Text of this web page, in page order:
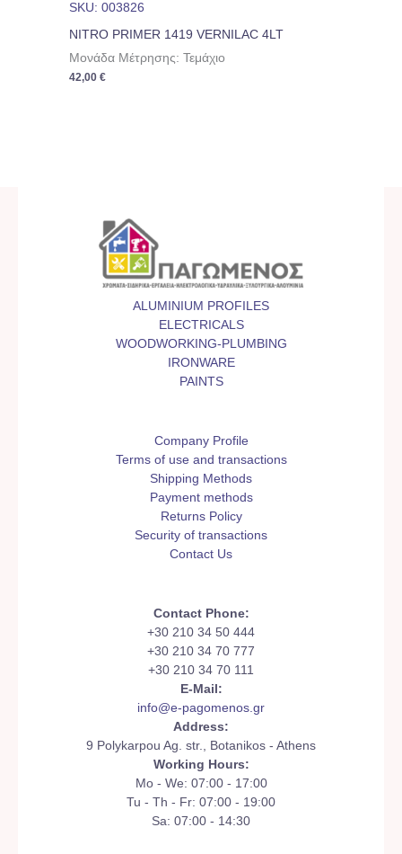
SKU: 003826
NITRO PRIMER 1419 VERNILAC 4LT
Μονάδα Μέτρησης: Τεμάχιο
42,00€
ALUMINIUM PROFILES
ELECTRICALS
WOODWORKING-PLUMBING
IRONWARE
PAINTS
Company Profile
Terms of use and transactions
Shipping Methods
Payment methods
Returns Policy
Security of transactions
Contact Us
Contact Phone:
+30 210 34 50 444
+30 210 34 70 777
+30 210 34 70 111
E-Mail:
info@e-pagomenos.gr
Address:
9 Polykarpou Ag. str., Botanikos - Athens
Working Hours:
Mo - We: 07:00 - 17:00
Tu - Th - Fr: 07:00 - 19:00
Sa: 07:00 - 14:30